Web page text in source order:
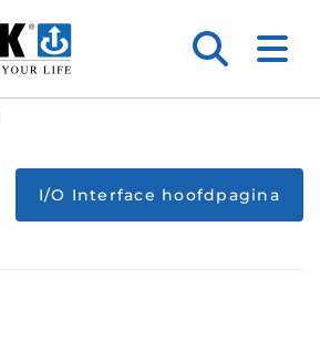
I/O Interface hoofdpagina